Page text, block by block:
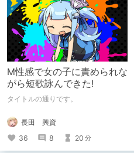
M性感で女の子に責められな
がら短歌詠んできた!
タイトルの通りです。
長田 興資
36
8 20 分